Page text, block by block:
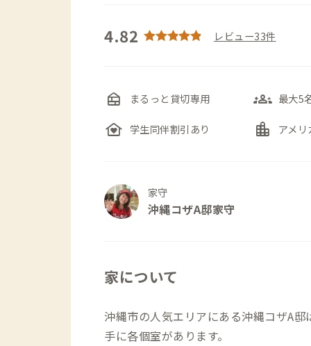
4.82 レビュー33件
nest_multi_room まるっと貸切専用 groups_3 最大5
family_home 学生同伴割引あり location_city アメ
家守
沖縄コザA邸家守
家について
沖縄市の人気エリアにある沖縄コザA
手に各個室があります。